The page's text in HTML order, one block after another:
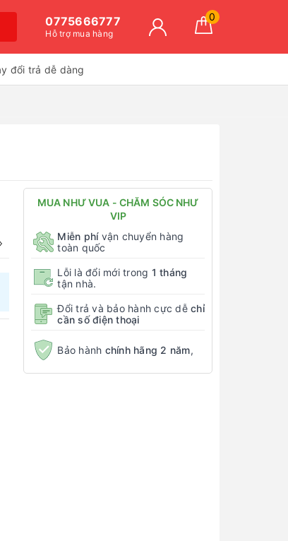
0775666777
Hỗ trợ mua hàng
0
đổi trả dễ dàng
MUA NHƯ VUA - CHĂM SÓC NHƯ
VIP
Miễn phívận chuyển hàng
toàn quốc
Lỗi là đổi mới trong 1 tháng
tận nhà.
Đổi trả và bảo hành cực dễchỉ
cần số điện thoại
Bảo hành chính hãng 2 năm,